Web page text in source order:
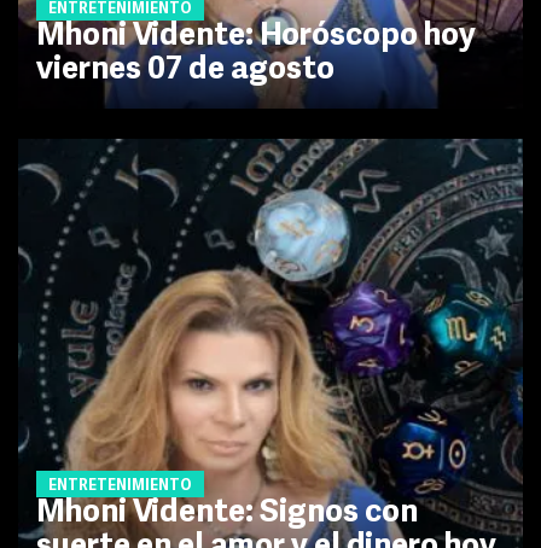
ENTRETENIMIENTO
Mhoni Vidente: Horóscopo hoy
viernes 07 de agosto
ENTRETENIMIENTO
Mhoni Vidente: Signos con